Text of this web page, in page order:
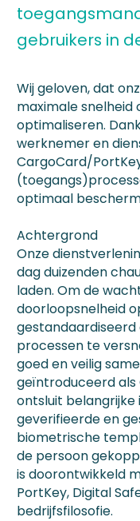
gebruikers in
Wij geloven, dat
maximale
optimaliseren.
werknemer en
CargoCard/
optimaal
Achtergrond
Onze
dag duizenden
laden. Om de
doorloopsnelheid
processen te
goed en veilig
geïntroduceerd
ontsluit
geverifieerde en
biometrische
de persoon
is doorontwikkeld
PortKey, Digital
bedrijfsfilosofie.